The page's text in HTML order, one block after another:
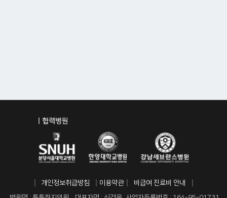
개인정보취급방침 이용약관 비급여 진료비 안내